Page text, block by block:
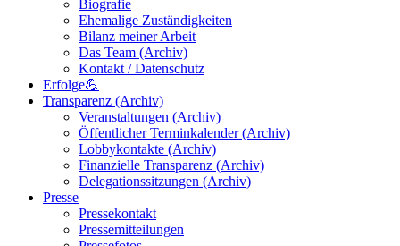
Biografie
Ehemalige Zuständigkeiten
Bilanz meiner Arbeit
Das Team (Archiv)
Kontakt / Datenschutz
Erfolge💪
Transparenz (Archiv)
Veranstaltungen (Archiv)
Öffentlicher Terminkalender (Archiv)
Lobbykontakte (Archiv)
Finanzielle Transparenz (Archiv)
Delegationssitzungen (Archiv)
Presse
Pressekontakt
Pressemitteilungen